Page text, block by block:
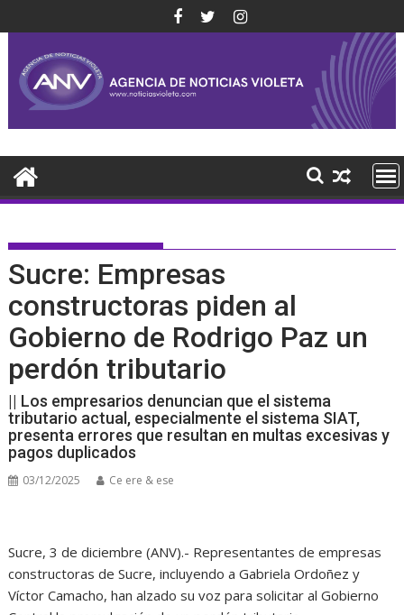
al
contenido
Sucre: Empresas
constructoras piden al
Gobierno de Rodrigo Paz un
perdón tributario
|| Los empresarios denuncian que el sistema
tributario actual, especialmente el sistema SIAT,
presenta errores que resultan en multas excesivas y
pagos duplicados
03/12/2025 Ce ere & ese
Sucre, 3 de diciembre (ANV).- Representantes de empresas
constructoras de Sucre, incluyendo a Gabriela Ordoñez y
Víctor Camacho, han alzado su voz para solicitar al Gobierno